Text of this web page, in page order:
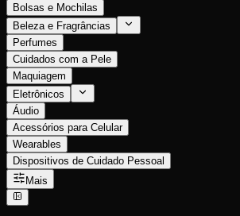
Bolsas e Mochilas
Beleza e Fragrâncias
Perfumes
Cuidados com a Pele
Maquiagem
Eletrônicos
Áudio
Acessórios para Celular
Wearables
Dispositivos de Cuidado Pessoal
Mais